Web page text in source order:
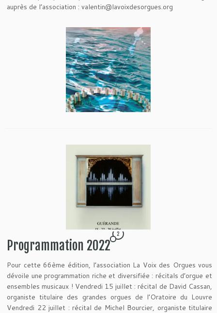
auprès de l’association : valentin@lavoixdesorgues.org
Programmation 2022
2
Pour cette 66ème édition, l’association La Voix des Orgues vous
dévoile une programmation riche et diversifiée : récitals d’orgue et
ensembles musicaux ! Vendredi 15 juillet : récital de David Cassan,
organiste titulaire des grandes orgues de l’Oratoire du Louvre
Vendredi 22 juillet : récital de Michel Bourcier, organiste titulaire